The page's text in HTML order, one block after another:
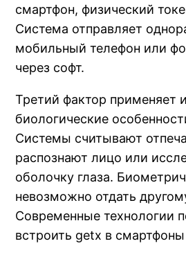
смартфон, физический
Система отправляет
мобильный телефон или
через софт.
Третий фактор применяет
биологические
Системы считывают
распознают лицо или
оболочку глаза.
невозможно отдать
Современные технологии
встроить getx в